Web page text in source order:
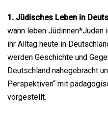
1. Jüdisches Leben in
wann leben Jüdinnen*Juden
ihr Alltag heute in
werden Geschichte und
Deutschland nahegebracht
Perspektiven“ mit
vorgestellt.